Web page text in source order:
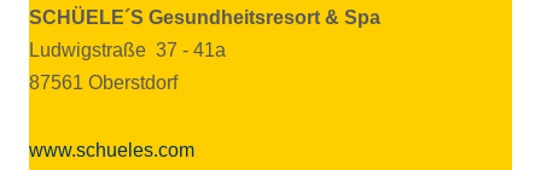
SCHÜELE´S Gesund­heits­re­sort & Spa
Ludwigstraße 37 - 41a
87561 Oberstdorf
www.schueles.com